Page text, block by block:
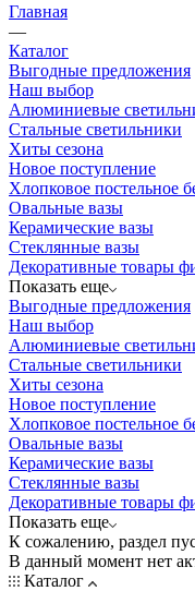
Главная
—
Каталог
Выгодные предложения
Наш выбор
Алюминиевые
Стальные светильники
Хиты сезона
Новое поступление
Хлопковое постельное
Овальные вазы
Керамические вазы
Стеклянные вазы
Декоративные товары
Показать еще
Выгодные предложения
Наш выбор
Алюминиевые
Стальные светильники
Хиты сезона
Новое поступление
Хлопковое постельное
Овальные вазы
Керамические вазы
Стеклянные вазы
Декоративные товары
Показать еще
К сожалению, раздел
В данный момент нет
Каталог